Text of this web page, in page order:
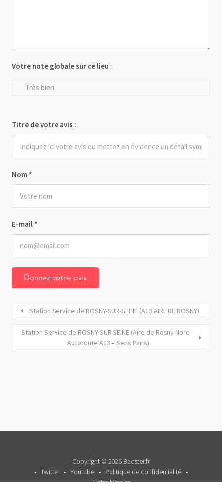
Nom *
E-mail *
Votre note globale sur ce lieu :
Très bien
Titre de votre avis :
Station Service de ROSNY-SUR-SEINE (A13 AIRE DE ROSNY)
Station Service de ROSNY SUR SEINE (Aire de Rosny Nord –
Autoroute A13 – Sens Paris)
Copyright © 2026 Bacster.fr
Twitter
Youtube
Politique de confidentialité